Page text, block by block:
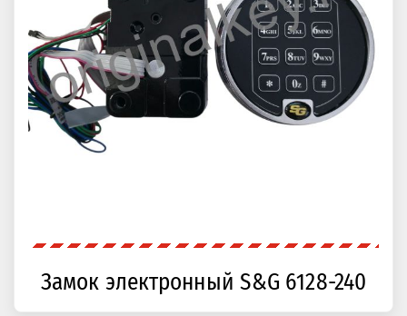
Замок электронный S&G 6128-240